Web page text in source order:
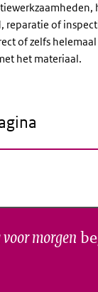
of
of zelfs
het materiaal.
voor morgen